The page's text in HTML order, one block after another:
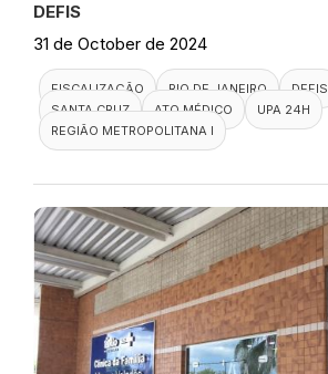
DEFIS
31 de October de 2024
FISCALIZAÇÃO RIO DE JANEIRO
DEFIS
SANTA CRUZ
ATO MÉDICO
UPA 24H
REGIÃO METROPOLITANA I